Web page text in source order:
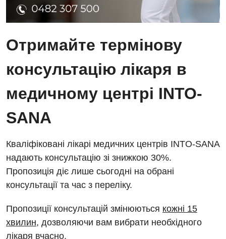
Отримайте термінову
консультацію лікаря в
медичному центрі INTO-
SANA
Кваліфіковані лікарі медичних центрів INTO-SANA
надають консультацію зі знижкою 30%.
Пропозиція діє лише сьогодні на обрані
консультації та час з переліку.
Пропозиції консультацій змінюються кожні 15
хвилин, дозволяючи вам вибрати необхідного
лікаря вчасно.